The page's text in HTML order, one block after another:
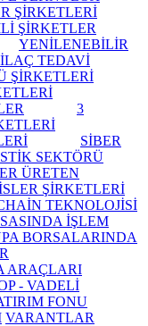
ŞİRKETLERİ
ŞİRKETLER
YENİLENEBİLİR
TEDAVİ
ŞİRKETLERİ
3
SİBER
SEKTÖRÜ
ÜRETEN
ŞİRKETLERİ
TEKNOLOJİSİ
İŞLEM
BORSALARINDA
ARAÇLARI
- VADELİ
FONU
VARANTLAR